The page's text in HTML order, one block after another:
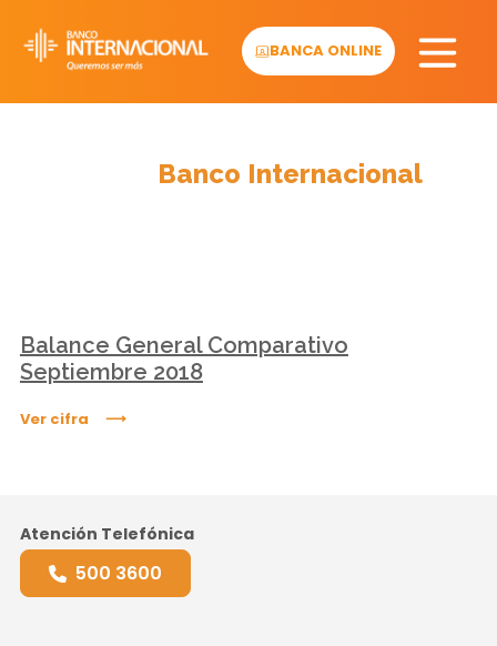
content
BANCA ONLINE
Banco Internacional
Balance General Comparativo
Septiembre 2018
Ver cifra
Atención Telefónica
500 3600